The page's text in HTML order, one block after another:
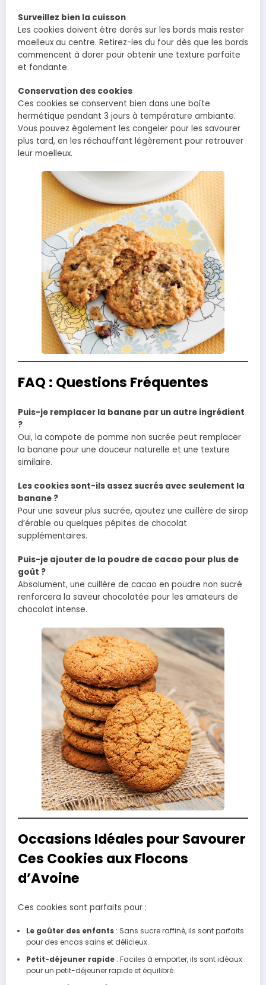
Surveillez bien la cuisson
Les cookies doivent être dorés sur les bords mais rester
moelleux au centre. Retirez-les du four dès que les bords
commencent à dorer pour obtenir une texture parfaite
et fondante.
Conservation des cookies
Ces cookies se conservent bien dans une boîte
hermétique pendant 3 jours à température ambiante.
Vous pouvez également les congeler pour les savourer
plus tard, en les réchauffant légèrement pour retrouver
leur moelleux.
FAQ : Questions Fréquentes
Puis-je remplacer la banane par un autre ingrédient
?
Oui, la compote de pomme non sucrée peut remplacer
la banane pour une douceur naturelle et une texture
similaire.
Les cookies sont-ils assez sucrés avec seulement la
banane ?
Pour une saveur plus sucrée, ajoutez une cuillère de sirop
d’érable ou quelques pépites de chocolat
supplémentaires.
Puis-je ajouter de la poudre de cacao pour plus de
goût ?
Absolument, une cuillère de cacao en poudre non sucré
renforcera la saveur chocolatée pour les amateurs de
chocolat intense.
Occasions Idéales pour Savourer
Ces Cookies aux Flocons
d’Avoine
Ces cookies sont parfaits pour :
Le goûter des enfants: Sans sucre raffiné, ils sont parfaits
pour des encas sains et délicieux.
Petit-déjeuner rapide: Faciles à emporter, ils sont idéaux
pour un petit-déjeuner rapide et équilibré.